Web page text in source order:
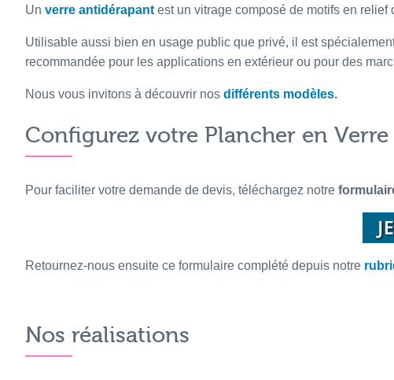
Un verre antidérapant est un vitrage composé de motifs en
Utilisable aussi bien en usage public que privé, il est
recommandée pour les applications en extérieur ou pour des
Nous vous invitons à découvrir nos différents modèles.
Configurez votre Plancher en Verre
Pour faciliter votre demande de devis, téléchargez notre
Retournez-nous ensuite ce formulaire complété depuis notre
Nos réalisations